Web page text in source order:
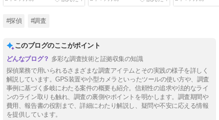
#探偵 #調査
このブログのここがポイント
多彩な調査技術と証拠収集の知識
探偵業務で用いられるさまざまな調査アイテムとその実践の様子を詳しく
解説しています。GPS装置や小型カメラといったツールの使い方や、調査
事例に基づく多岐にわたる案件の概要も紹介。信頼性の追求や法的なライ
ンのライン取りも触れ、調査の裏側やポイントを明かします。調査期間や
費用、報告書の役割まで、詳細にわたり解説し、疑問や不安に応える情報
を提供しています。